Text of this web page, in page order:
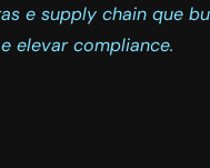
e supply chain que
elevar compliance.